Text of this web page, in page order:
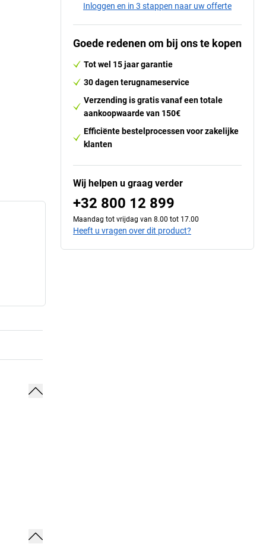
Inloggen en in 3 stappen naar uw offerte
Goede redenen om bij ons te kopen
Tot wel 15 jaar garantie
30 dagen terugnameservice
Verzending is gratis vanaf een totale
aankoopwaarde van 150€
Efficiënte bestelprocessen voor zakelijke
klanten
Wij helpen u graag verder
+32 800 12 899
Maandag tot vrijdag van 8.00 tot 17.00
Heeft u vragen over dit product?